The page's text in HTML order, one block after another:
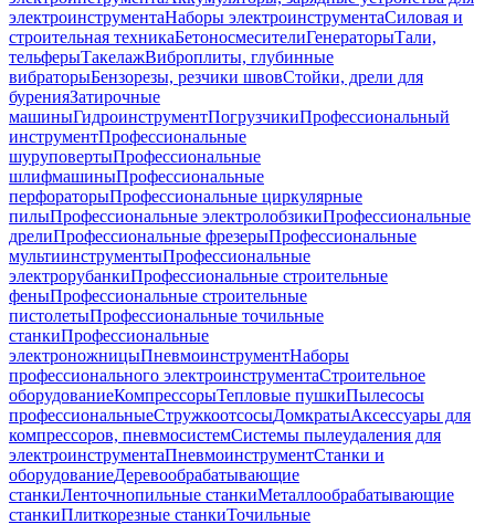
электроинструментаНаборы электроинструментаСиловая и
строительная техникаБетоносмесителиГенераторыТали,
тельферыТакелажВиброплиты, глубинные
вибраторыБензорезы, резчики швовСтойки, дрели для
буренияЗатирочные
машиныГидроинструментПогрузчикиПрофессиональный
инструментПрофессиональные
шуруповертыПрофессиональные
шлифмашиныПрофессиональные
перфораторыПрофессиональные циркулярные
пилыПрофессиональные электролобзикиПрофессиональные
дрелиПрофессиональные фрезерыПрофессиональные
мультиинструментыПрофессиональные
электрорубанкиПрофессиональные строительные
феныПрофессиональные строительные
пистолетыПрофессиональные точильные
станкиПрофессиональные
электроножницыПневмоинструментНаборы
профессионального электроинструментаСтроительное
оборудованиеКомпрессорыТепловые пушкиПылесосы
профессиональныеСтружкоотсосыДомкратыАксессуары для
компрессоров, пневмосистемСистемы пылеудаления для
электроинструментаПневмоинструментСтанки и
оборудованиеДеревообрабатывающие
станкиЛенточнопильные станкиМеталлообрабатывающие
станкиПлиткорезные станкиТочильные